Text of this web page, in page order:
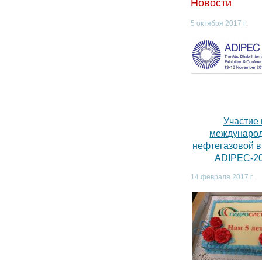
Новости
5 октября 2017 г.
Участие
нефтегазовой
ADIPEC-
14 февраля 2017 г.